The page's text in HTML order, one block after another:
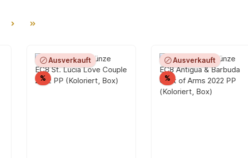
Ausverkauft
% Rabatt
Ausverkauft
%Rabatt